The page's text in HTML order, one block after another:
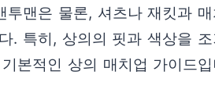
투맨은 물론, 셔츠나 재킷과
. 특히, 상의의 핏과 색상을
본적인 상의 매치업 가이드입